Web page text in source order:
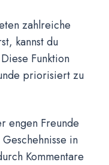
zahlreiche
kannst du
Funktion
priorisiert zu
engen Freunde
in
Kommentare